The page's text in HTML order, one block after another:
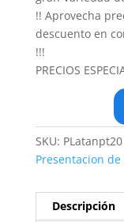
!! Aprovecha
descuento en
!!!
PRECIOS
SKU: PLatanpt20
Presentacion de
Descripción